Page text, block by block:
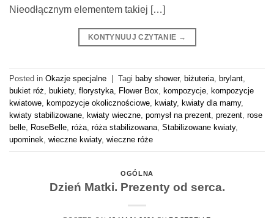
Nieodłącznym elementem takiej […]
KONTYNUUJ CZYTANIE →
Posted in Okazje specjalne Tagi baby shower, biżuteria brylant
bukiet róż
bukiety, florystyka Flower Box kompozycje
kompozycje
kwiatowe
kompozycje okolicznościowe kwiaty, kwiaty dla mamy,
kwiaty stabilizowane
kwiaty wieczne pomysł na prezent prezent rose
belle
RoseBelle róża róża stabilizowana Stabilizowane kwiaty,
upominek wieczne kwiaty, wieczne róże
OGÓLNA
Dzień Matki. Prezenty od serca.